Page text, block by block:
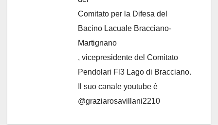
Comitato per la Difesa del
Bacino Lacuale Bracciano-
Martignano
, vicepresidente del Comitato
Pendolari Fl3 Lago di Bracciano.
Il suo canale youtube è
@graziarosavillani2210